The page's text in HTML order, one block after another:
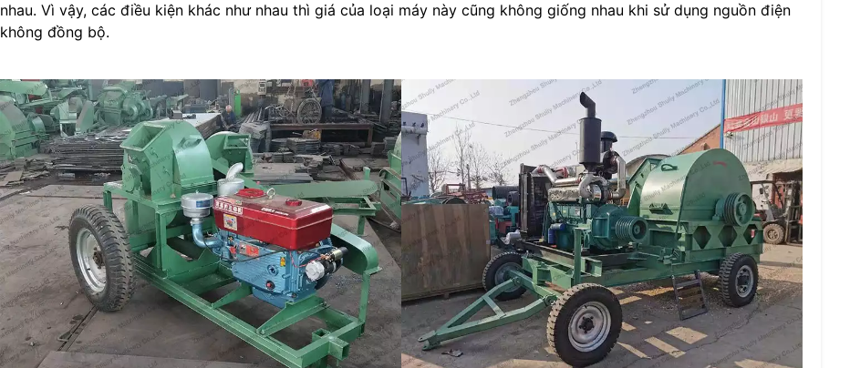
nhau. Vì vậy, các điều kiện khác như nhau thì giá của loại máy này cũng không giống nhau khi sử dụng nguồn điện
không đồng bộ.